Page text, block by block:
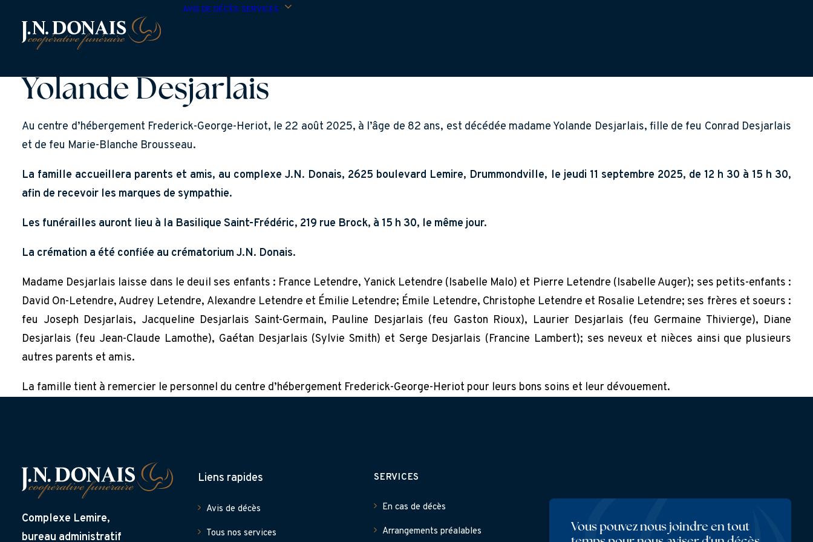
AVIS DE DÉCÈS SERVICES
Yolande Desjarlais
Au centre d’hébergement Frederick-George-Heriot, le 22 août 2025, à l’âge de 82 ans, est décédée madame Yolande Desjarlais, fille de feu Conrad Desjarlais
et de feu Marie-Blanche Brousseau.
La famille accueillera parents et amis, au complexe J.N. Donais, 2625 boulevard Lemire, Drummondville, le jeudi 11 septembre 2025, de 12 h 30 à 15 h 30,
afin de recevoir les marques de sympathie.
Les funérailles auront lieu à la Basilique Saint-Frédéric, 219 rue Brock, à 15 h 30, le même jour.
La crémation a été confiée au crématorium J.N. Donais.
Madame Desjarlais laisse dans le deuil ses enfants : France Letendre, Yanick Letendre (Isabelle Malo) et Pierre Letendre (Isabelle Auger); ses petits-enfants :
David On-Letendre, Audrey Letendre, Alexandre Letendre et Émilie Letendre; Émile Letendre, Christophe Letendre et Rosalie Letendre; ses frères et soeurs :
feu Joseph Desjarlais, Jacqueline Desjarlais Saint-Germain, Pauline Desjarlais (feu Gaston Rioux), Laurier Desjarlais (feu Germaine Thivierge), Diane
Desjarlais (feu Jean-Claude Lamothe), Gaétan Desjarlais (Sylvie Smith) et Serge Desjarlais (Francine Lambert); ses neveux et nièces ainsi que plusieurs
autres parents et amis.
La famille tient à remercier le personnel du centre d’hébergement Frederick-George-Heriot pour leurs bons soins et leur dévouement.
Complexe Lemire,
bureau administratif
Liens rapides
Avis de décès
Tous nos services
SERVICES
En cas de décès
Arrangements préalables
Vous pouvez nous joindre en tout